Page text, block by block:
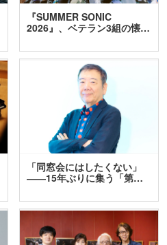
『SUMMER SONIC
2026』、ベテラン3組の懐…
「同窓会にはしたくない」
――15年ぶりに集う「第…